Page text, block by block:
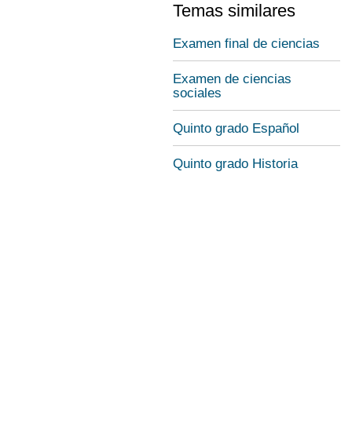
Temas similares
Examen final de ciencias
Examen de ciencias
sociales
Quinto grado Español
Quinto grado Historia